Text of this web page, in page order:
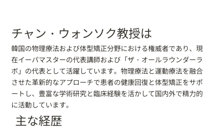
チャン・ウォンソク教授は
韓国の物理療法および体型矯正分野における権威者であり、現
在イーパマスターの代表講師および「ザ・オールラウンダーラ
ボ」の代表として活躍しています。物理療法と運動療法を融合
させた革新的なアプローチで患者の健康回復と体型矯正をサポ
ートし、豊富な学術研究と臨床経験を活かして国内外で精力的
に活動しています。
主な経歴